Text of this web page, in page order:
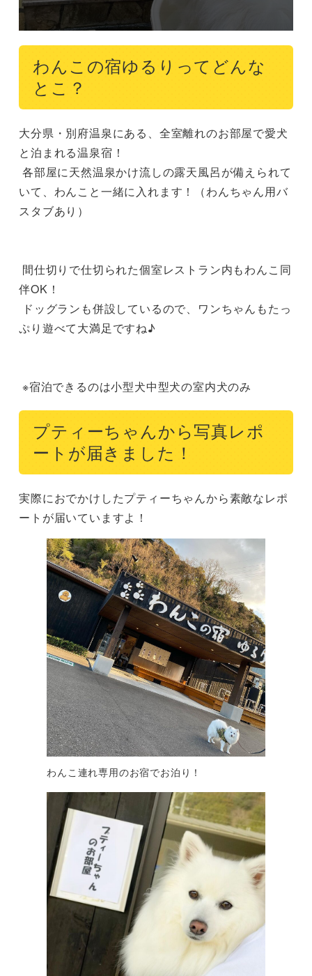
わんこの宿ゆるりってどんな
とこ？
大分県・別府温泉にある、全室離れのお部屋で愛犬
と泊まれる温泉宿！
いて、わんこと一緒に入れます！（わんちゃん用バ
スタブあり）
伴OK！
ぷり遊べて大満足ですね♪
※宿泊できるのは小型犬中型犬の室内犬のみ
プティーちゃんから写真レポ
ートが届きました！
実際におでかけしたプティーちゃんから素敵なレポ
ートが届いていますよ！
わんこ連れ専用のお宿でお泊り！